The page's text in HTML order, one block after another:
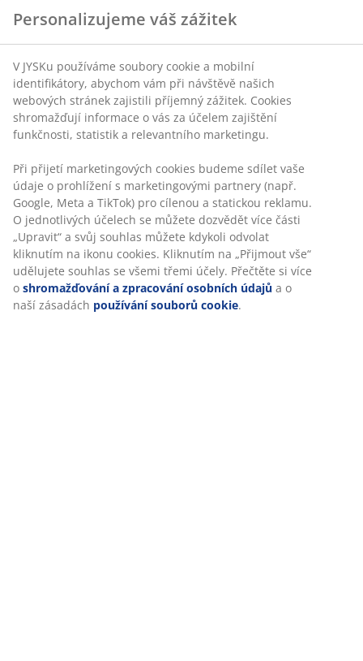
Specifikace
Hodnocení
(6 )
Doprava
Personalizujeme váš zážitek
V JYSKu používáme soubory cookie a mobilní
identifikátory, abychom vám při návštěvě našich
webových stránek zajistili příjemný zážitek. Cookies
shromažďují informace o vás za účelem zajištění
funkčnosti, statistik a relevantního marketingu.
Při přijetí marketingových cookies budeme sdílet vaše
údaje o prohlížení s marketingovými partnery (např.
Google, Meta a TikTok) pro cílenou a statickou reklamu.
O jednotlivých účelech se můžete dozvědět více části
„Upravit“ a svůj souhlas můžete kdykoli odvolat
kliknutím na ikonu cookies. Kliknutím na „Přijmout vše“
udělujete souhlas se všemi třemi účely. Přečtěte si více
o shromažďování a zpracování osobních údajů a o
naší zásadách používání souborů cookie.